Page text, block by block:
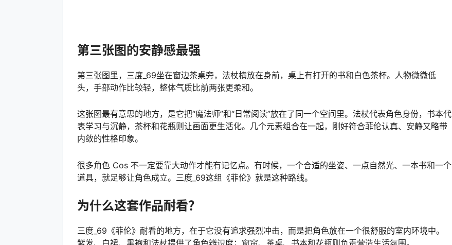
第三张图的安静感最强
第三张图里，三度_69坐在窗边茶桌旁，法杖横放在身前，桌上有打开的书和白色茶杯。人物微微低
头，手部动作比较轻，整体气质比前两张更柔和。
这张图最有意思的地方，是它把“魔法师”和“日常阅读”放在了同一个空间里。法杖代表角色身份，书本代
表学习与沉静，茶杯和花瓶则让画面更生活化。几个元素组合在一起，刚好符合菲伦认真、安静又略带
内敛的性格印象。
很多角色 Cos 不一定要靠大动作才能有记忆点。有时候，一个合适的坐姿、一点自然光、一本书和一个
道具，就足够让角色成立。三度_69这组《菲伦》就是这种路线。
为什么这套作品耐看？
三度_69《菲伦》耐看的地方，在于它没有追求强烈冲击，而是把角色放在一个很舒服的室内环境中。
紫发、白裙、黑袍和法杖提供了角色辨识度；窗帘、茶桌、书本和花瓶则负责营造生活氛围。